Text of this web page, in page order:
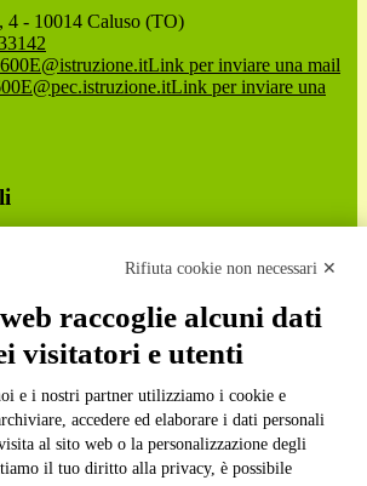
4 - 10014 Caluso (TO)
Link per inviare una mail
Link per inviare una
con il Pubblico
accessibilità
cookie
trasparente
366 volte
Rifiuta cookie non necessari ✕
raccoglie alcuni dati
visitatori e utenti
e i nostri partner utilizziamo i cookie e
accedere ed elaborare i dati personali
al sito web o la personalizzazione degli
il tuo diritto alla privacy, è possibile